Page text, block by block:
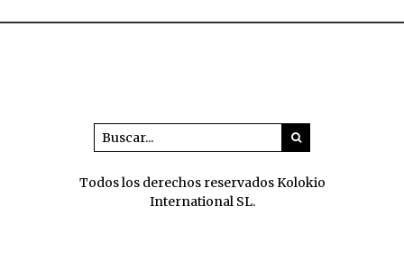
Todos los derechos reservados Kolokio
International SL.